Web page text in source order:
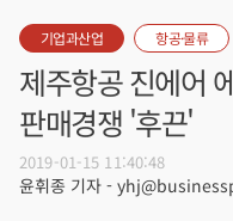
기업과산업 항공·물류
제주항공 진에어
판매경쟁 '후끈'
2019-01-15 11:40:48
윤휘종 기자 -